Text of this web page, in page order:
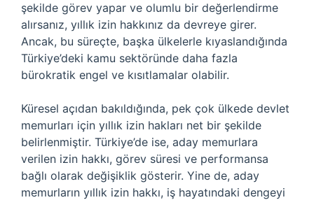
şekilde görev yapar ve olumlu bir değerlendirme
alırsanız, yıllık izin hakkınız da devreye girer.
Ancak, bu süreçte, başka ülkelerle kıyaslandığında
Türkiye’deki kamu sektöründe daha fazla
bürokratik engel ve kısıtlamalar olabilir.
Küresel açıdan bakıldığında, pek çok ülkede devlet
memurları için yıllık izin hakları net bir şekilde
belirlenmiştir. Türkiye’de ise, aday memurlara
verilen izin hakkı, görev süresi ve performansa
bağlı olarak değişiklik gösterir. Yine de, aday
memurların yıllık izin hakkı, iş hayatındaki dengeyi